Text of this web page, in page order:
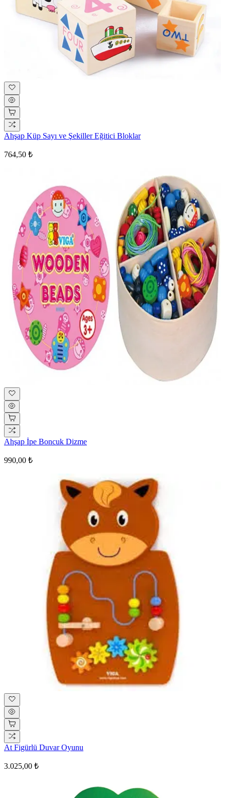
Ahşap Küp Sayı ve Şekiller Eğitici Bloklar
764,50 ₺
Ahşap İpe Boncuk Dizme
990,00 ₺
At Figürlü Duvar Oyunu
3.025,00 ₺